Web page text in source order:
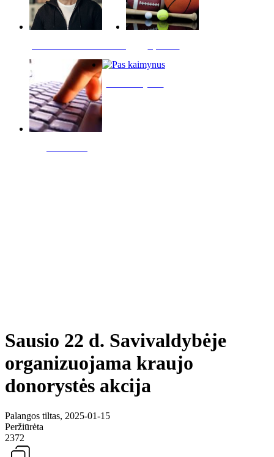
Sausio 22 d. Savivaldybėje
organizuojama kraujo
donorystės akcija
Palangos tiltas, 2025-01-15
Peržiūrėta
2372